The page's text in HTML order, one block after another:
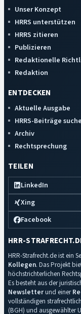
Unser Konzept
HRRS unterstützen
HRRS zitieren
Publizieren
Redaktionelle
Redaktion
ENTDECKEN
Aktuelle Ausgabe
HRRS-Beiträge
Archiv
Rechtsprechung
TEILEN
LinkedIn
Xing
Facebook
HRR-
HRR-Strafrecht.de ist ein
Kollegen. Das Projekt
höchstrichterlichen
Es besteht aus der
Newsletterund einer
vollständigen
(BGH) und ausgewählter